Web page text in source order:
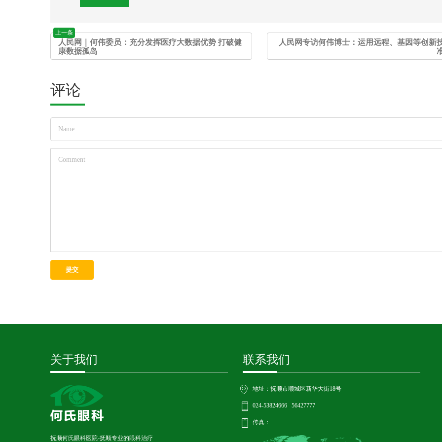
上一条
人民网｜何伟委员：充分发挥医疗大数据优势 打破健
康数据孤岛
人民网专访何伟博士：运用远程、基因等创新
评论
提交
关于我们
抚顺何氏眼科医院-抚顺专业的眼科治疗
联系我们
地址：抚顺市顺城区新华大街18号
024-53824666 56427777
传真：